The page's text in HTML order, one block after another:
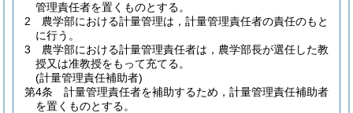
管理責任者を置くものとする。
2
農学部における計量管理は，計量管理責任者の責任のもと
に行う。
3
農学部における計量管理責任者は，農学部長が選任した教
授又は准教授をもって充てる。
(計量管理責任補助者)
第4条
計量管理責任者を補助するため，計量管理責任補助者
を置くものとする。